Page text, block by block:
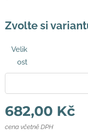
Zvolte si
Velik
ost
682,00 Kč
cena včetně DPH